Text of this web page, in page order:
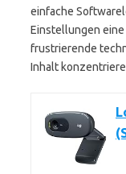
einfache
Einstellungen
frustrierende
Inhalt